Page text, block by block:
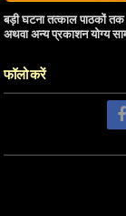
बड़ी घटना तत्काल पाठकों
अथवा अन्य प्रकाशन योग्य
फॉलो करें